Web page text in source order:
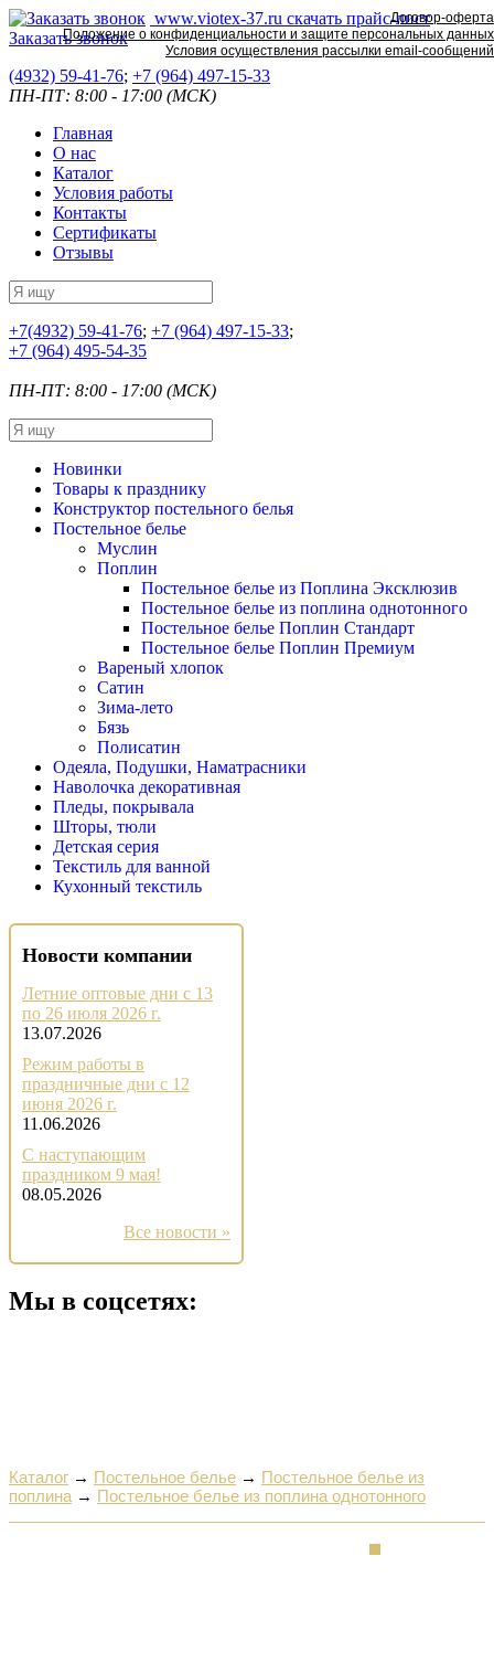
www.viotex-37.ru скачать прайс-лист
Заказать звонок
(4932) 59-41-76; +7 (964) 497-15-33
ПН-ПТ: 8:00 - 17:00 (МСК)
Главная
О нас
Каталог
Условия работы
Контакты
Сертификаты
Отзывы
+7(4932) 59-41-76; +7 (964) 497-15-33;
+7 (964) 495-54-35
ПН-ПТ: 8:00 - 17:00 (МСК)
Новинки
Товары к празднику
Конструктор постельного белья
Постельное белье
Муслин
Поплин
Постельное белье из Поплина Эксклюзив
Постельное белье из поплина однотонного
Постельное белье Поплин Стандарт
Постельное белье Поплин Премиум
Вареный хлопок
Сатин
Зима-лето
Бязь
Полисатин
Одеяла, Подушки, Наматрасники
Наволочка декоративная
Пледы, покрывала
Шторы, тюли
Детская серия
Текстиль для ванной
Кухонный текстиль
Новости компании
Летние оптовые дни с 13
по 26 июля 2026 г.
13.07.2026
Режим работы в
праздничные дни с 12
июня 2026 г.
11.06.2026
С наступающим
праздником 9 мая!
08.05.2026
Все новости »
Мы в соцсетях:
Каталог → Постельное белье → Постельное белье из
поплина → Постельное белье из поплина однотонного
Договор-оферта
Положение о конфиденциальности и защите персональных данных
Условия осуществления рассылки email-сообщений